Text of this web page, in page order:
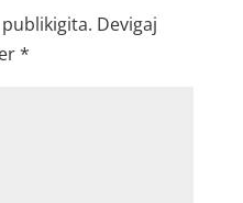
Devigaj
*